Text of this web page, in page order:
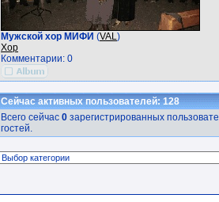
Мужской хор МИФИ (VAL)
Хор
Комментарии: 0
Сейчас активных пользователей: 128
Всего сейчас 0 зарегистрированных
гостей.